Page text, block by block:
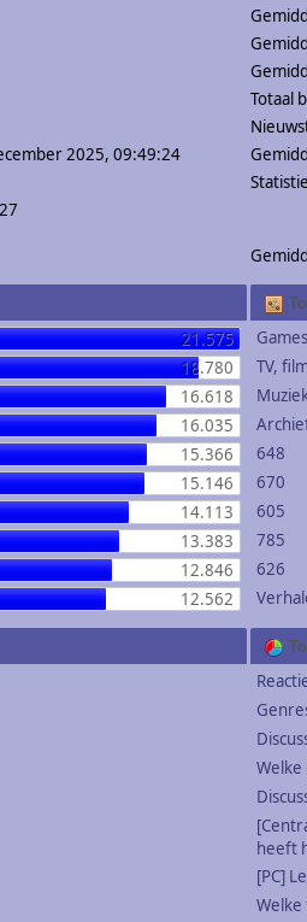
2025, 09:49:24
Totaal
21.575
18.780
16.618
16.035
15.366
15.146
14.113
13.383
12.846
12.562
TV,
648
670
605
785
626
Welke
heeft
[PC]
Welke